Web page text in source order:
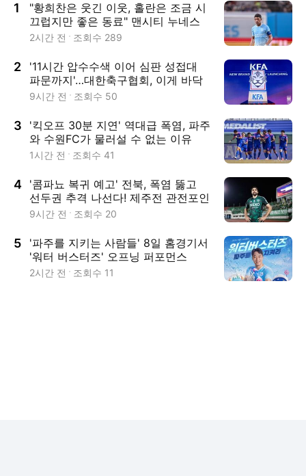
1
"황희찬은 웃긴 이웃, 홀란은 조금 시
끄럽지만 좋은 동료" 맨시티 누네스
가 말하는 동료들 [맨시티 인터뷰]
2시간 전 조회수 289
2
'11시간 압수수색 이어 심판 성접대
파문까지'…대한축구협회, 이게 바닥
일까
9시간 전 조회수 50
3
'킥오프 30분 지연' 역대급 폭염, 파주
와 수원FC가 물러설 수 없는 이유
1시간 전 조회수 41
4 '콤파뇨 복귀 예고' 전북, 폭염 뚫고
선두권 추격 나선다! 제주전 관전포인
트
9시간 전 조회수 20
5
'파주를 지키는 사람들' 8일 홈경기서
'워터 버스터즈' 오프닝 퍼포먼스
2시간 전 조회수 11